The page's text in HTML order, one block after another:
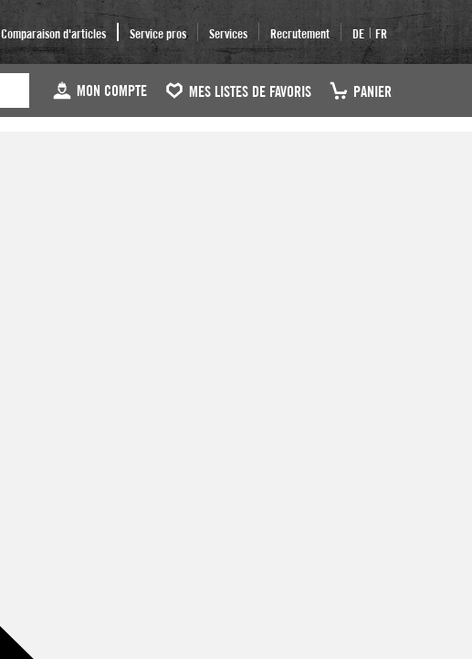
Comparaison d'articles Service pros Services Recrutement DE | FR
MON COMPTE MES LISTES DE FAVORIS PANIER